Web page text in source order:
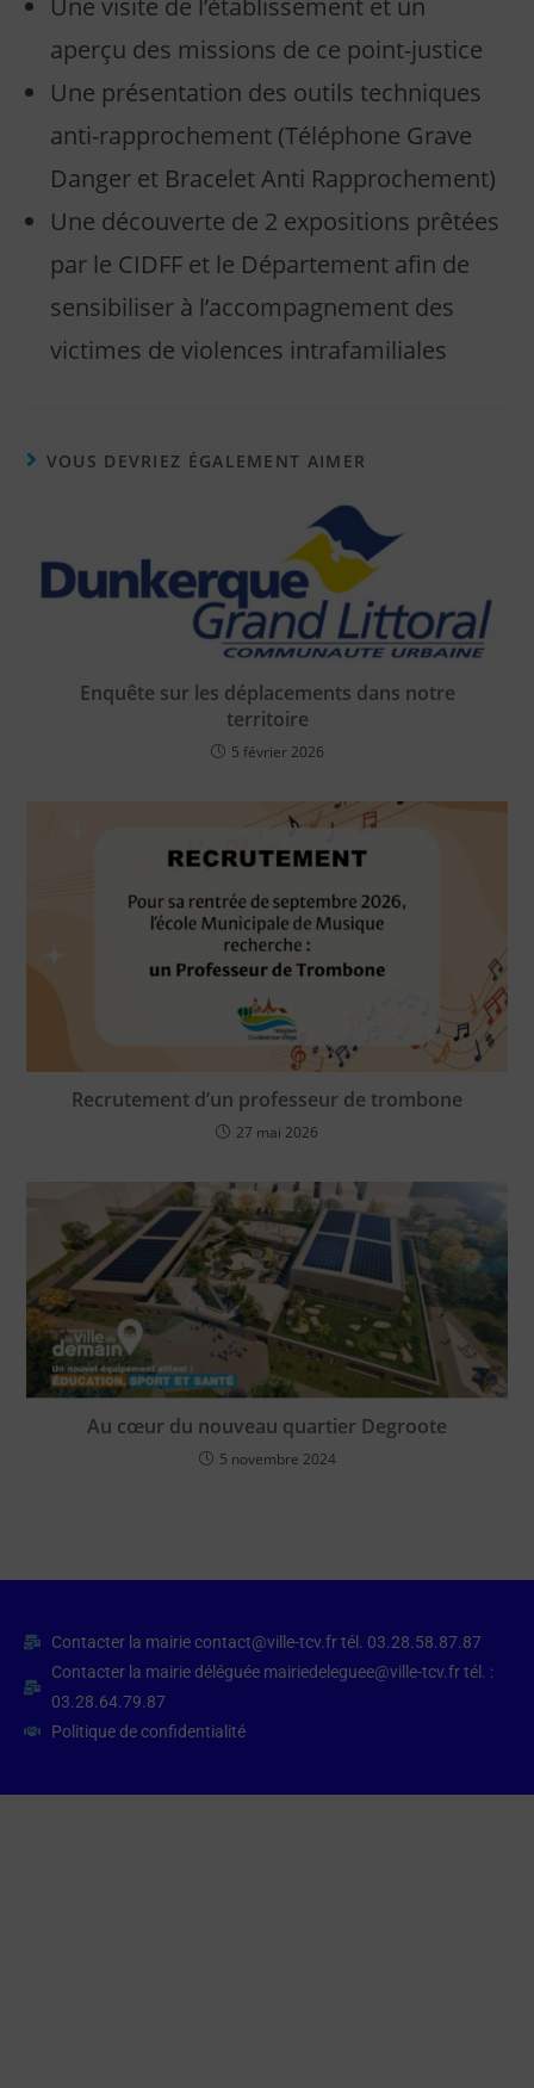
Une visite de l’établissement et un
aperçu des missions de ce point-justice
Une présentation des outils techniques
anti-rapprochement (Téléphone Grave
Danger et Bracelet Anti Rapprochement)
Une découverte de 2 expositions prêtées
par le CIDFF et le Département afin de
sensibiliser à l’accompagnement des
victimes de violences intrafamiliales
VOUS DEVRIEZ ÉGALEMENT AIMER
Enquête sur les déplacements dans notre
territoire
5 février 2026
Recrutement d’un professeur de trombone
27 mai 2026
Au cœur du nouveau quartier Degroote
5 novembre 2024
Contacter la mairie contact@ville-tcv.fr tél. 03.28.58.87.87
Contacter la mairie déléguée mairiedeleguee@ville-tcv.fr tél. :
03.28.64.79.87
Politique de confidentialité